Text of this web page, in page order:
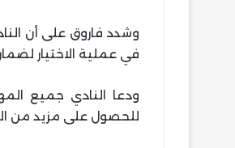
وشدد فاروق على أن
في عملية الاختيار
للحصول على مزيد من